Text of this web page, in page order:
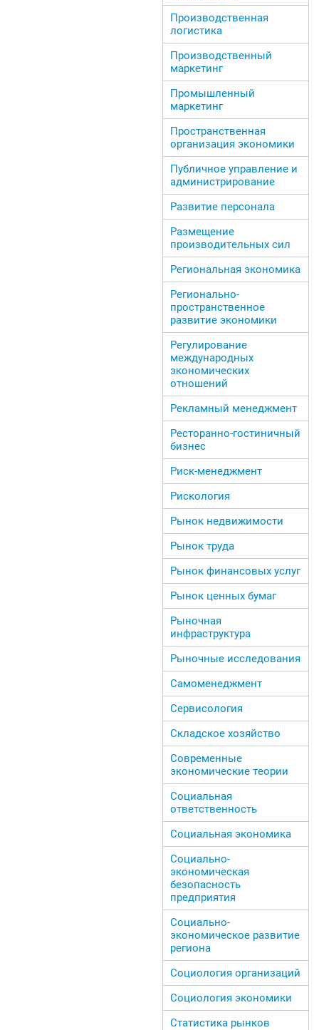
Производственная
логистика
Производственный
маркетинг
Промышленный
маркетинг
Пространственная
организация экономики
Публичное управление и
администрирование
Развитие персонала
Размещение
производительных сил
Региональная экономика
Регионально-
пространственное
развитие экономики
Регулирование
международных
экономических
отношений
Рекламный менеджмент
Ресторанно-гостиничный
бизнес
Риск-менеджмент
Рискология
Рынок недвижимости
Рынок труда
Рынок финансовых услуг
Рынок ценных бумаг
Рыночная
инфраструктура
Рыночные исследования
Самоменеджмент
Сервисология
Складское хозяйство
Современные
экономические теории
Социальная
ответственность
Социальная экономика
Социально-
экономическая
безопасность
предприятия
Социально-
экономическое развитие
региона
Социология организаций
Социология экономики
Статистика рынков